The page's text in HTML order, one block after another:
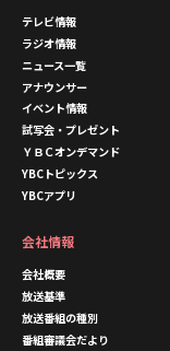
テレビ情報
ラジオ情報
ニュース一覧
アナウンサー
イベント情報
試写会・プレゼント
ＹＢＣオンデマンド
YBCトピックス
YBCアプリ
会社情報
会社概要
放送基準
放送番組の種別
番組審議会だより